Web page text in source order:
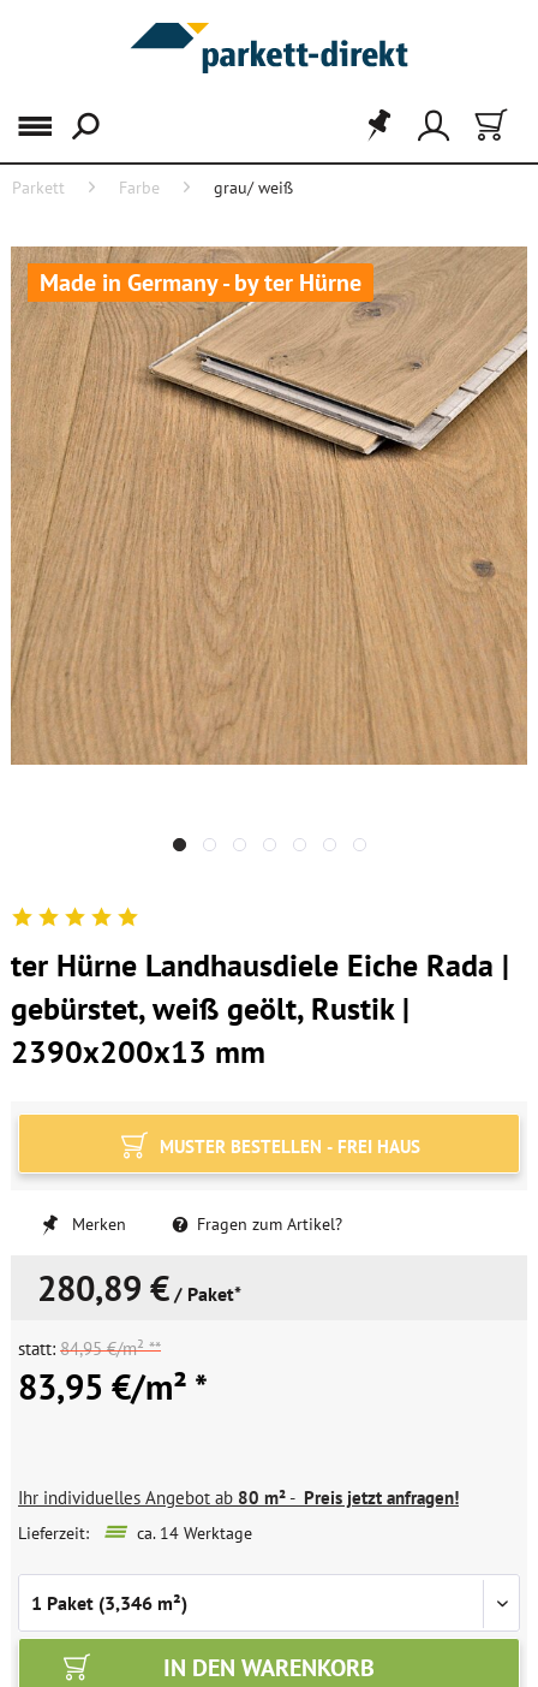
Menü
Parkett Farbe grau/ weiß
Made in Germany - by ter Hürne
ter Hürne Landhausdiele Eiche Rada |
gebürstet, weiß geölt, Rustik |
2390x200x13 mm
MUSTER BESTELLEN - FREI HAUS
Merken Fragen zum Artikel?
280,89 € / Paket*
statt: 84,95 €/m² **
83,95 €/m² *
Ihr individuelles Angebot ab 80 m²- Preis jetzt anfragen!
Lieferzeit: ca. 14 Werktage
IN DEN WARENKORB